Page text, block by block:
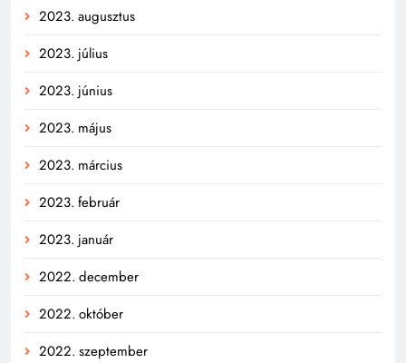
2023. augusztus
2023. július
2023. június
2023. május
2023. március
2023. február
2023. január
2022. december
2022. október
2022. szeptember